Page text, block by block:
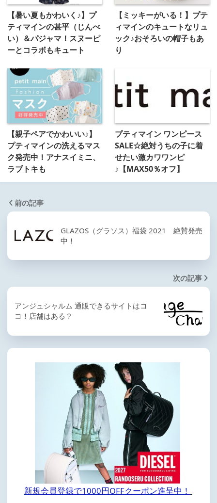
【暑い夏もかわいく♪】プ
ティマインの甚平（じんべ
い）＆パジャマ！スヌーピ
ーとコラボもキュート
【ミッキーがいる！】プテ
ィマインのキュートなリュ
ック♪おそろいの帽子もあ
り
【親子ペアでかわいい♪】
プティマインの洗えるマス
ク発売中！アナスイミニ、
ラブトキも
プティマイン ワンピース
SALE☆絶対うちの子に着
せたい激カワワンピ
♪【MAX50％オフ】
前の記事
GLAZOS（グラソス）福袋 2021 絶賛発売
中！
次の記事
アンジュシャルム 通販できるサイトはコ
コ！店舗はある？
新規会員登録で1000円OFFクーポン進呈中！